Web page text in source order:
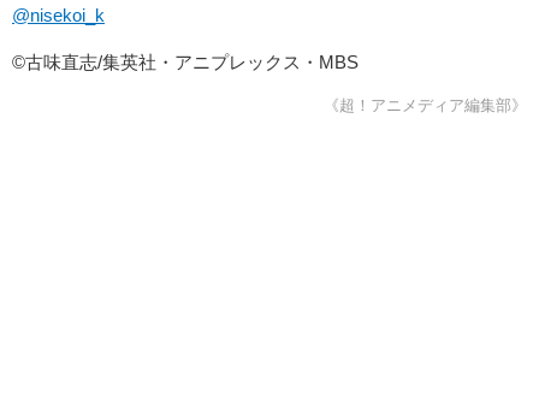
@nisekoi_k
©古味直志/集英社・アニプレックス・MBS
《超！アニメディア編集部》